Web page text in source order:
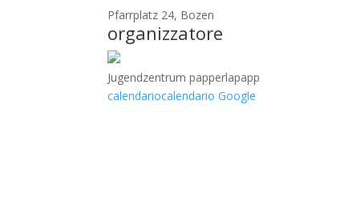
Pfarrplatz 24, Bozen
organizzatore
Jugendzentrum papperlapapp
calendariocalendario Google